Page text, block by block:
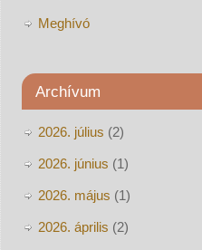
Meghívó
Archívum
2026. július (2)
2026. június (1)
2026. május (1)
2026. április (2)